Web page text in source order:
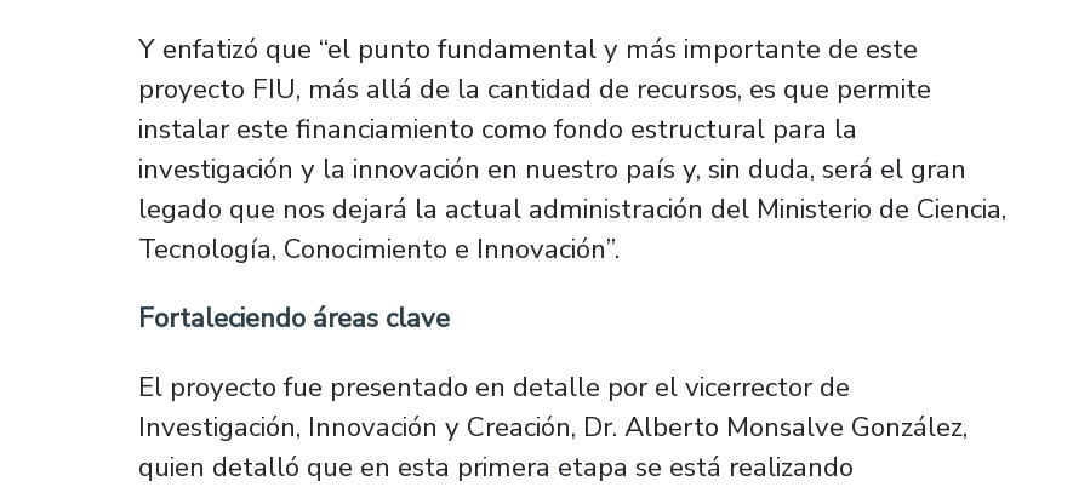
Y enfatizó que “el punto fundamental y más importante de este
proyecto FIU, más allá de la cantidad de recursos, es que permite
instalar este financiamiento como fondo estructural para la
investigación y la innovación en nuestro país y, sin duda, será el gran
legado que nos dejará la actual administración del Ministerio de Ciencia,
Tecnología, Conocimiento e Innovación”.
Fortaleciendo áreas clave
El proyecto fue presentado en detalle por el vicerrector de
Investigación, Innovación y Creación, Dr. Alberto Monsalve González,
quien detalló que en esta primera etapa se está realizando